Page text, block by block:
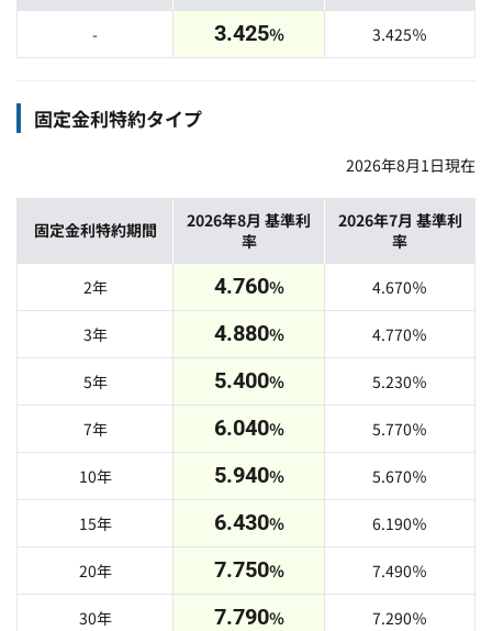
- 3.425％ 3.425％
固定金利特約タイプ
2026年8月1日現在
固定金利特約期間 2026年8月 基準利
率
2026年7月 基準利
率
2年 4.760％ 4.670％
3年 4.880％ 4.770％
5年 5.400％ 5.230％
7年 6.040％ 5.770％
10年 5.940％ 5.670％
15年 6.430％ 6.190％
20年 7.750％ 7.490％
30年 7.790％ 7.290％